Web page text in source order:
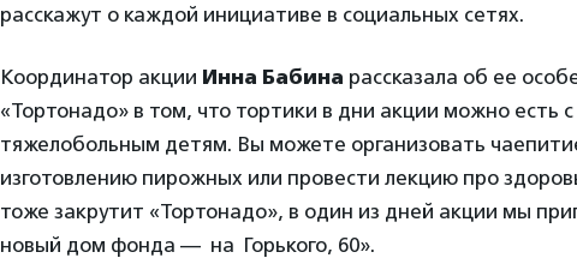
расскажут о каждой инициативе в социальных сетях.
Координатор акции Инна Бабина рассказала об ее
«Тортонадо» в том, что тортики в дни акции можно есть
тяжелобольным детям. Вы можете организовать
изготовлению пирожных или провести лекцию про
тоже закрутит «Тортонадо», в один из дней акции мы
новый дом фонда — на Горького, 60».